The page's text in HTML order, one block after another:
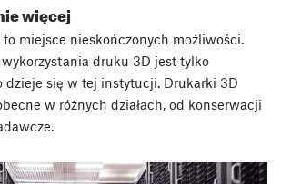
więcej
to miejsce nieskończonych możliwości.
druku 3D jest tylko
dzieje się w tej instytucji. Drukarki 3D
w różnych działach, od konserwacji